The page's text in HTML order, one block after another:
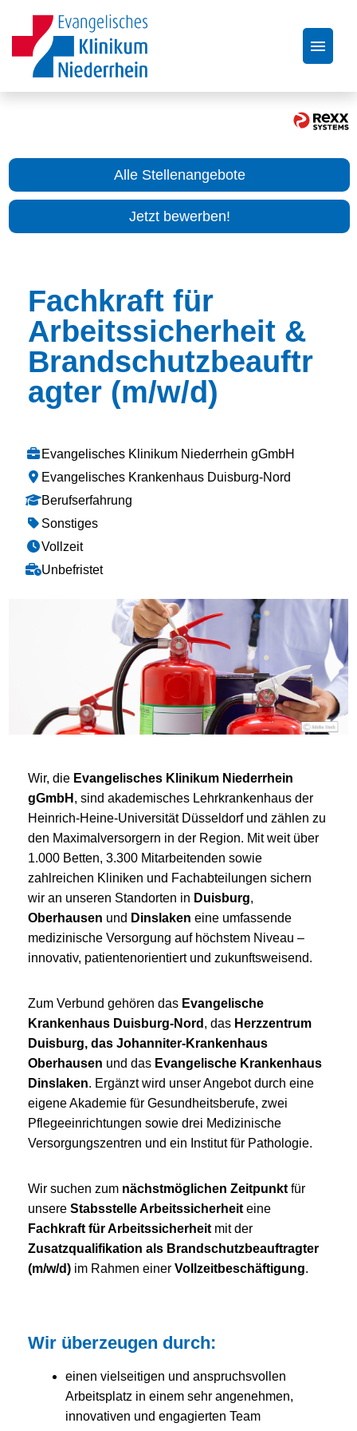
Bewerbungstipps
FAQ
Alle Stellenangebote
Jetzt bewerben!
Fachkraft für
Arbeitssicherheit &
Brandschutzbeauftr
agter (m/w/d)
Evangelisches Klinikum Niederrhein gGmbH
Evangelisches Krankenhaus Duisburg-Nord
Berufserfahrung
Sonstiges
Vollzeit
Unbefristet
Wir, die Evangelisches Klinikum Niederrhein
gGmbH , sind akademisches Lehrkrankenhaus der
Heinrich-Heine-Universität Düsseldorf und zählen zu
den Maximalversorgern in der Region. Mit weit über
1.000 Betten, 3.300 Mitarbeitenden sowie
zahlreichen Kliniken und Fachabteilungen sichern
wir an unseren Standorten in Duisburg,
Oberhausen und Dinslaken eine umfassende
medizinische Versorgung auf höchstem Niveau –
innovativ, patientenorientiert und zukunftsweisend.
Zum Verbund gehören das Evangelische
Krankenhaus Duisburg-Nord , das Herzzentrum
Duisburg, das Johanniter-Krankenhaus
Oberhausen und das Evangelische Krankenhaus
Dinslaken. Ergänzt wird unser Angebot durch eine
eigene Akademie für Gesundheitsberufe, zwei
Pflegeeinrichtungen sowie drei Medizinische
Versorgungszentren und ein Institut für Pathologie.
Wir suchen zum nächstmöglichen Zeitpunkt für
unsere Stabsstelle Arbeitssicherheit eine
Fachkraft für Arbeitssicherheit mit der
Zusatzqualifikation als Brandschutzbeauftragter
(m/w/d) im Rahmen einer Vollzeitbeschäftigung.
Wir überzeugen durch:
einen vielseitigen und anspruchsvollen
Arbeitsplatz in einem sehr angenehmen,
innovativen und engagierten Team